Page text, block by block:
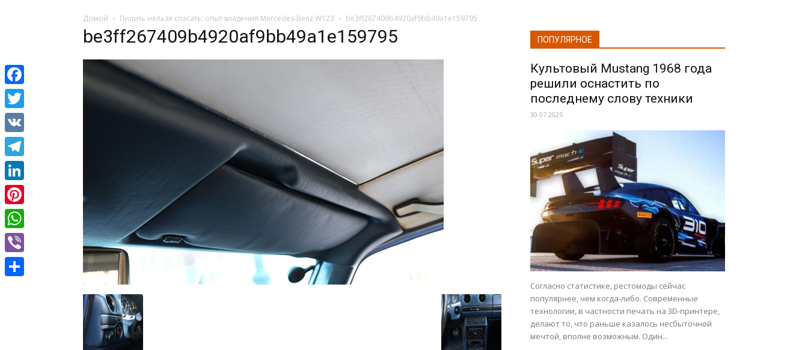
Домой Пилить нельзя спасать: опыт владения Mercedes-Benz W123 be3ff267409b4920af9bb49a1e159795
be3ff267409b4920af9bb49a1e159795 ПОПУЛЯРНОЕ
Культовый Mustang 1968 года
решили оснастить по
последнему слову техники
30.07.2025
Согласно статистике, рестомоды сейчас
популярнее, чем когда-либо. Современные
технологии, в частности печать на 3D-принтере,
делают то, что раньше казалось несбыточной
мечтой, вполне возможным. Один...
Facebook
Twitter
VK
Telegram
LinkedIn
Pinterest
WhatsApp
Viber